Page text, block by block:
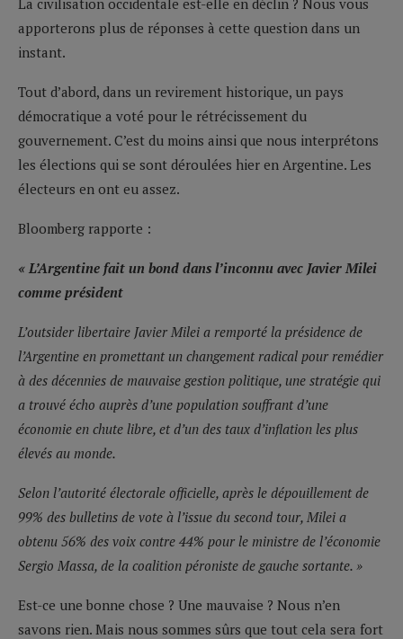
apporterons plus de réponses à cette question dans un
instant.
Tout d’abord, dans un revirement historique, un pays
démocratique a voté pour le rétrécissement du
gouvernement. C’est du moins ainsi que nous interprétons
les élections qui se sont déroulées hier en Argentine. Les
électeurs en ont eu assez.
Bloomberg rapporte :
« L’Argentine fait un bond dans l’inconnu avec Javier Milei
comme président
L’outsider libertaire Javier Milei a remporté la présidence de
l’Argentine en promettant un changement radical pour remédier
à des décennies de mauvaise gestion politique, une stratégie qui
a trouvé écho auprès d’une population souffrant d’une
économie en chute libre, et d’un des taux d’inflation les plus
élevés au monde.
Selon l’autorité électorale officielle, après le dépouillement de
99% des bulletins de vote à l’issue du second tour, Milei a
obtenu 56% des voix contre 44% pour le ministre de l’économie
Sergio Massa, de la coalition péroniste de gauche sortante. »
Est-ce une bonne chose ? Une mauvaise ? Nous n’en
savons rien. Mais nous sommes sûrs que tout cela sera fort